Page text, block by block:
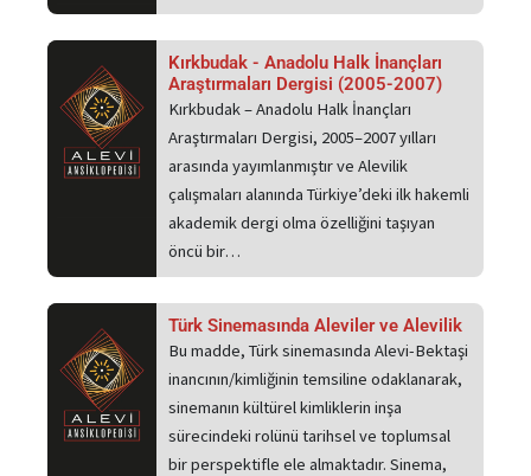
Kırkbudak - Anadolu Halk İnançları
Araştırmaları Dergisi (2005-2007)
Kırkbudak – Anadolu Halk İnançları
Araştırmaları Dergisi, 2005–2007 yılları
arasında yayımlanmıştır ve Alevilik
çalışmaları alanında Türkiye’deki ilk hakemli
akademik dergi olma özelliğini taşıyan
öncü bir…
Türk Sinemasında Aleviler ve Alevilik
Bu madde, Türk sinemasında Alevi-Bektaşi
inancının/kimliğinin temsiline odaklanarak,
sinemanın kültürel kimliklerin inşa
sürecindeki rolünü tarihsel ve toplumsal
bir perspektifle ele almaktadır. Sinema,